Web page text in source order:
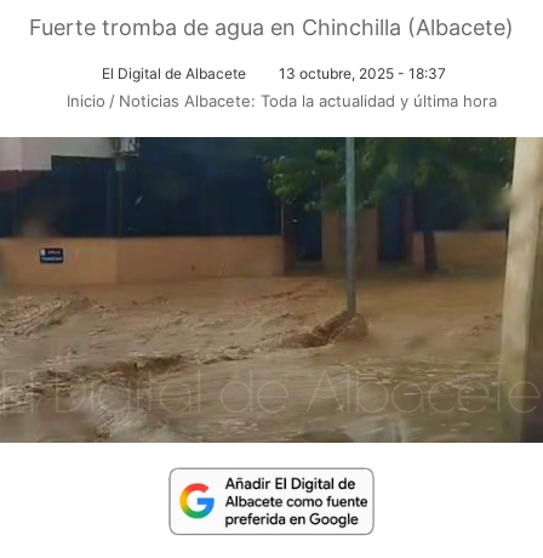
Fuerte tromba de agua en Chinchilla (Albacete)
El Digital de Albacete 13 octubre, 2025 - 18:37
Inicio / Noticias Albacete: Toda la actualidad y última hora